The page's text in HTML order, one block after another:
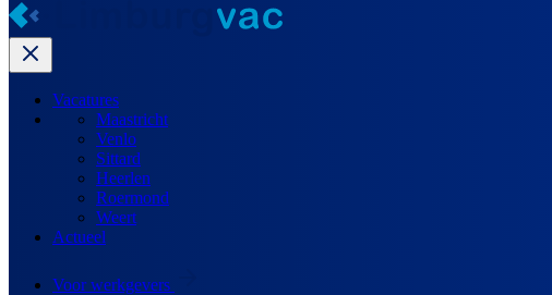
Vacatures
Maastricht
Venlo
Sittard
Heerlen
Roermond
Weert
Actueel
Voor werkgevers